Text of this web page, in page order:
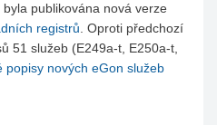
byla publikována nová verze
registrů . Oproti předchozí
51 služeb (E249a-t, E250a-t,
popisy nových eGon služeb